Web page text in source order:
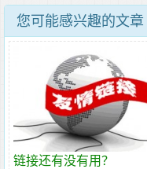
您可能感兴趣的文章
链接还有没有用？